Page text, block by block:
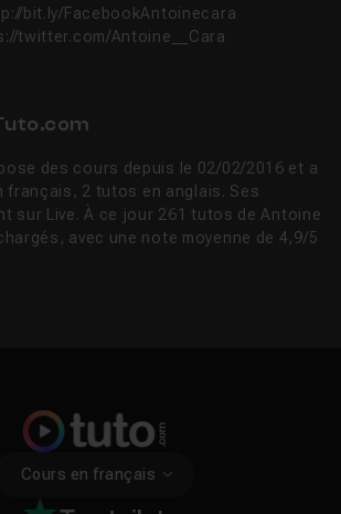
bit.ly/FacebookAntoinecara
twitter.com/Antoine__Cara
des cours depuis le 02/02/2016 et a
français, 2 tutos en anglais. Ses
sur Live. À ce jour 261 tutos de Antoine
avec une note moyenne de 4,9/5
Cours en français